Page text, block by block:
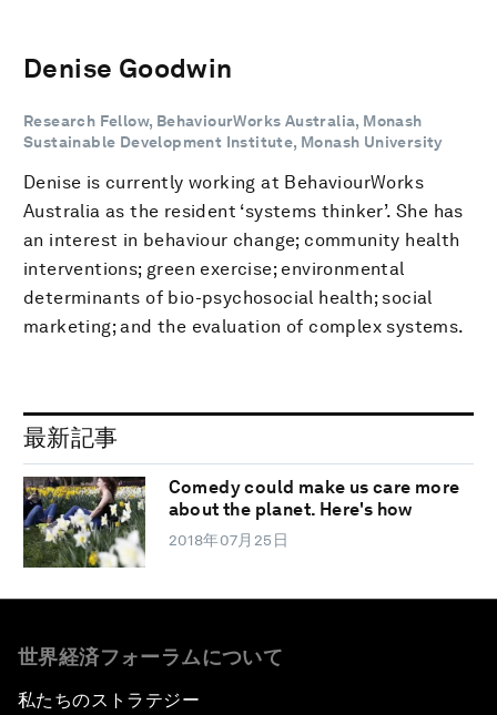
Denise Goodwin
Research Fellow, BehaviourWorks Australia, Monash
Sustainable Development Institute, Monash University
Denise is currently working at BehaviourWorks
Australia as the resident ‘systems thinker’. She has
an interest in behaviour change; community health
interventions; green exercise; environmental
determinants of bio-psychosocial health; social
marketing; and the evaluation of complex systems.
最新記事
Comedy could make us care more
about the planet. Here's how
2018年07月25日
世界経済フォーラムについて
私たちのストラテジー